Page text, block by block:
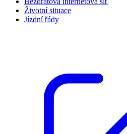
Životní situace
Jízdní řády